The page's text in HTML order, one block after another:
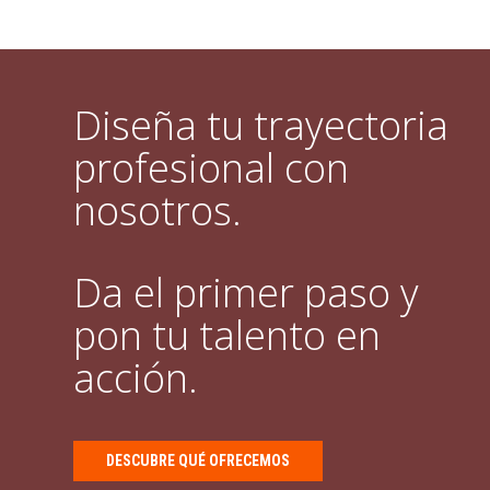
Diseña tu trayectoria
profesional con
nosotros.
Da el primer paso y
pon tu talento en
acción.
DESCUBRE QUÉ OFRECEMOS